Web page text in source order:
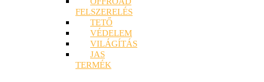
FELSZERELÉS
TETŐ
VÉDELEM
VILÁGÍTÁS
JAS
TERMÉK